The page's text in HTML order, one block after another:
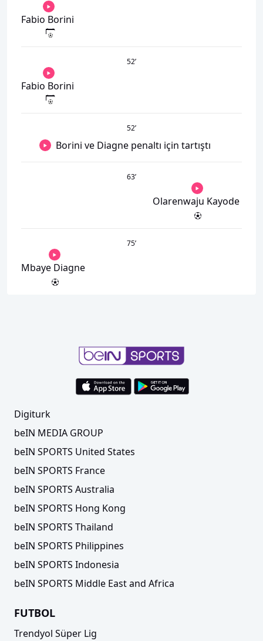
Fabio Borini
52’
Fabio Borini
52’
Borini ve Diagne penaltı için tartıştı
63’
Olarenwaju Kayode
75’
Mbaye Diagne
Digiturk
beIN MEDIA GROUP
beIN SPORTS United States
beIN SPORTS France
beIN SPORTS Australia
beIN SPORTS Hong Kong
beIN SPORTS Thailand
beIN SPORTS Philippines
beIN SPORTS Indonesia
beIN SPORTS Middle East and Africa
FUTBOL
Trendyol Süper Lig